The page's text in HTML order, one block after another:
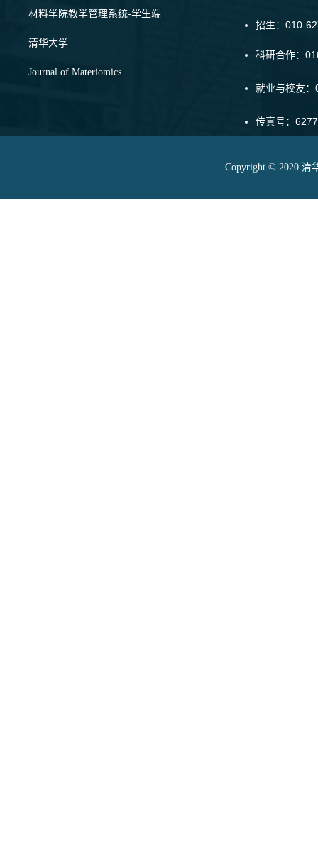
材料学院教学管理系统-学生端
清华大学
Journal of Materiomics
招生：010-
科研合作：
就业与校友
传真号：
Copyright © 2020 清